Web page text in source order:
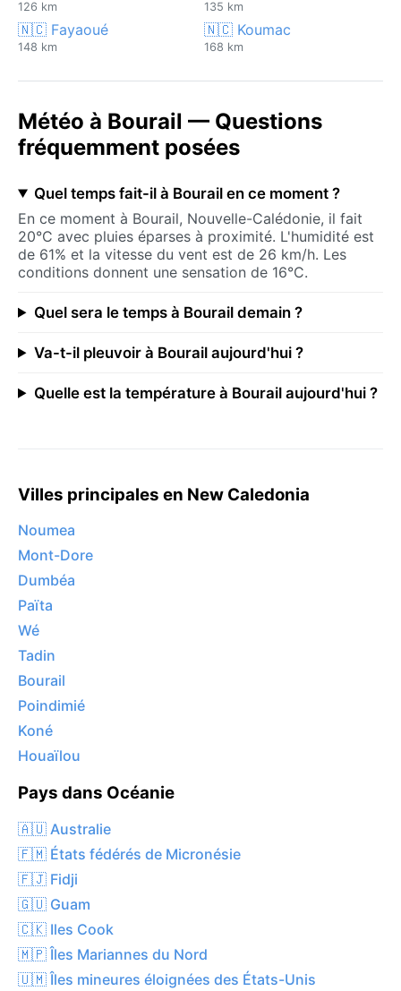
126 km 135 km
🇳🇨 Fayaoué
148 km
🇳🇨 Koumac
168 km
Météo à Bourail — Questions
fréquemment posées
Quel temps fait-il à Bourail en ce moment ?
En ce moment à Bourail, Nouvelle-Calédonie, il fait
20°C avec pluies éparses à proximité. L'humidité est
de 61% et la vitesse du vent est de 26 km/h. Les
conditions donnent une sensation de 16°C.
Quel sera le temps à Bourail demain ?
Va-t-il pleuvoir à Bourail aujourd'hui ?
Quelle est la température à Bourail aujourd'hui ?
Villes principales en New Caledonia
Noumea
Mont-Dore
Dumbéa
Païta
Wé
Tadin
Bourail
Poindimié
Koné
Houaïlou
Pays dans Océanie
🇦🇺 Australie
🇫🇲 États fédérés de Micronésie
🇫🇯 Fidji
🇬🇺 Guam
🇨🇰 Iles Cook
🇲🇵 Îles Mariannes du Nord
🇺🇲 Îles mineures éloignées des États-Unis